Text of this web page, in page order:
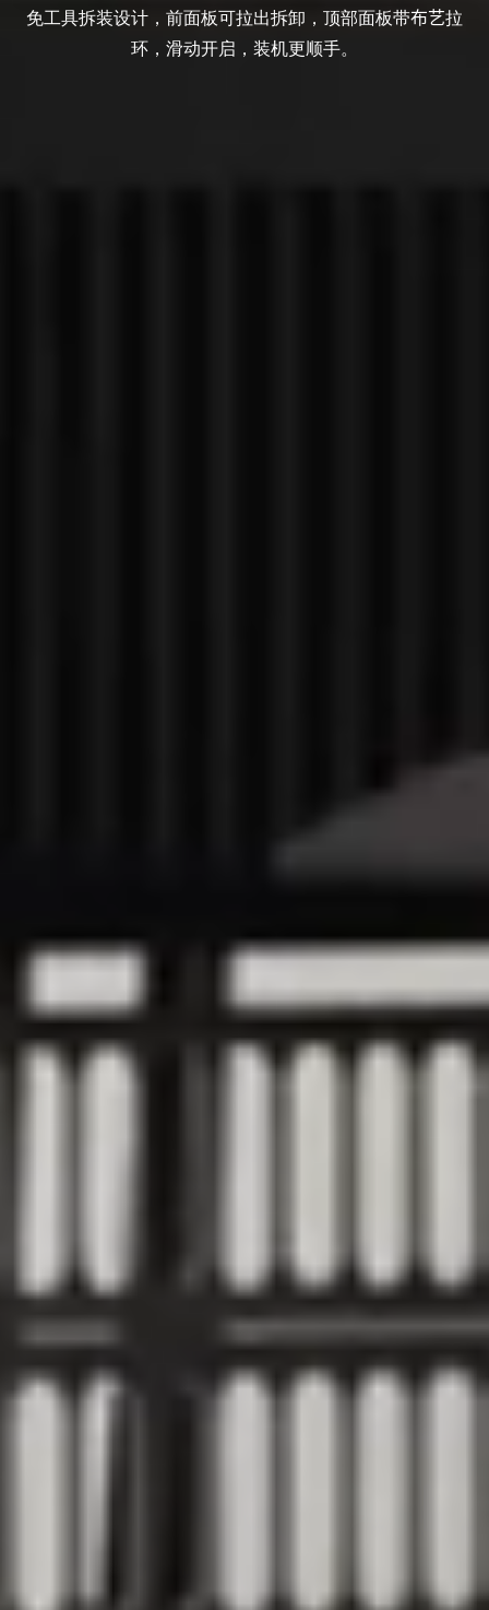
免工具拆装设计，前面板可拉出拆卸，顶部面板带布艺拉
环，滑动开启，装机更顺手。